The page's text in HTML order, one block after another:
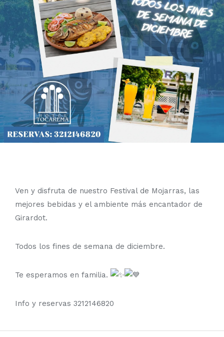
Ven y disfruta de nuestro Festival de Mojarras, las
mejores bebidas y el ambiente más encantador de
Girardot.
Todos los fines de semana de diciembre.
Te esperamos en familia.
Info y reservas 3212146820